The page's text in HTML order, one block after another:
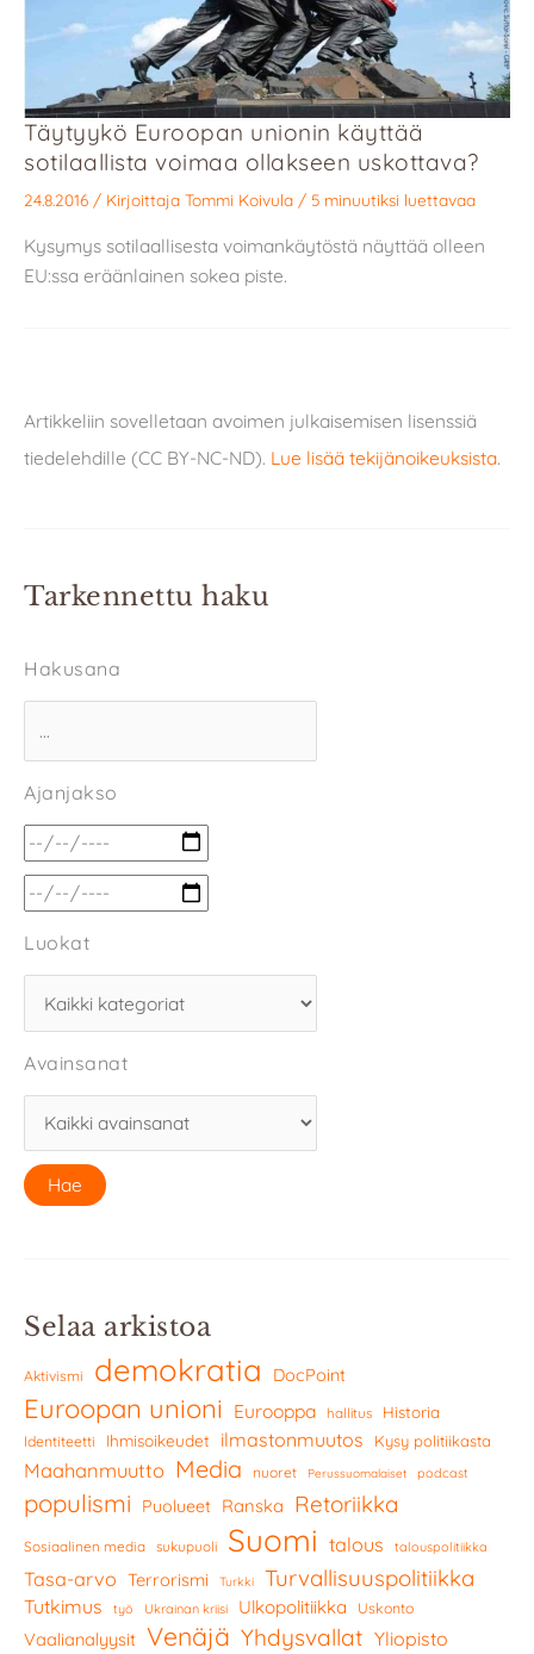
Täytyykö Euroopan unionin käyttää
sotilaallista voimaa ollakseen uskottava?
24.8.2016 / Kirjoittaja Tommi Koivula / 5 minuutiksi luettavaa
Kysymys sotilaallisesta voimankäytöstä näyttää olleen
EU:ssa eräänlainen sokea piste.
Artikkeliin sovelletaan avoimen julkaisemisen lisenssiä
tiedelehdille (CC BY-NC-ND). Lue lisää tekijänoikeuksista.
Tarkennettu haku
Hakusana
Ajanjakso
Luokat
Avainsanat
Selaa arkistoa
Aktivismi demokratia DocPoint
Euroopan unioni Eurooppa hallitus Historia
Identiteetti Ihmisoikeudet ilmastonmuutos Kysy politiikasta
Maahanmuutto Media nuoret Perussuomalaiset podcast
populismi Puolueet Ranska Retoriikka
Sosiaalinen media sukupuoli Suomi talous talouspolitiikka
Tasa-arvo Terrorismi Turkki Turvallisuuspolitiikka
Tutkimus työ Ukrainan kriisi Ulkopolitiikka Uskonto
Vaalianalyysit Venäjä Yhdysvallat Yliopisto